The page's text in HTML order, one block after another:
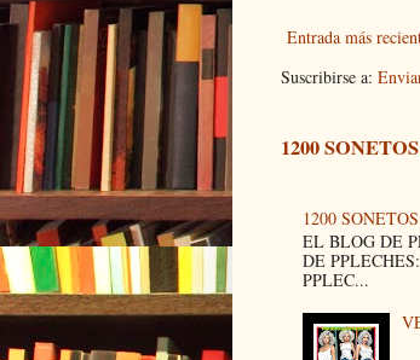
Entrada más
Suscribirse a:
1200
1200
EL BLOG DE
DE
PPLEC...